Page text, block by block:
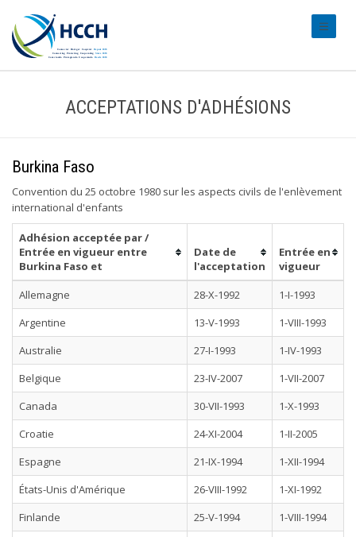
ACCEPTATIONS D'ADHÉSIONS
Burkina Faso
Convention du 25 octobre 1980 sur les aspects civils de l'enlèvement
international d'enfants
Adhésion acceptée par /
Entrée en vigueur entre
Burkina Faso et
Date de
l'acceptation
Entrée en
vigueur
Allemagne
28-X-1992
1-I-1993
Argentine
13-V-1993
1-VIII-1993
Australie
27-I-1993
1-IV-1993
Belgique
23-IV-2007
1-VII-2007
Canada
30-VII-1993
1-X-1993
Croatie
24-XI-2004
1-II-2005
Espagne
21-IX-1994
1-XII-1994
États-Unis d'Amérique
26-VIII-1992
1-XI-1992
Finlande
25-V-1994
1-VIII-1994